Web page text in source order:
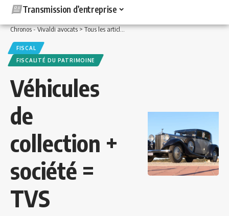
Transmission d’entreprise
Chronos - Vivaldi avocats>Tous les articles >Finance et patrimoine>Fiscalité
FISCAL
FISCALITÉ DU PATRIMOINE
Véhicules
de
collection +
société =
TVS